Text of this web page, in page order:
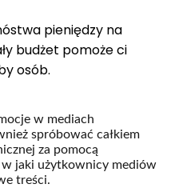
pieniędzy na
budżet pomoże ci
osób.
w mediach
spróbować całkiem
za pomocą
jaki użytkownicy mediów
treści.